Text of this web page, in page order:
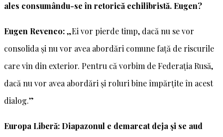
ales consumându-se în retorică echilibristă. Eugen?
Eugen Revenco:„Ei vor pierde timp, dacă nu se vor
consolida și nu vor avea abordări comune față de riscurile
care vin din exterior. Pentru că vorbim de Federația Rusă,
dacă nu vor avea abordări și roluri bine împărțite în acest
dialog.”
Europa Liberă: Diapazonul e demarcat deja și se aud